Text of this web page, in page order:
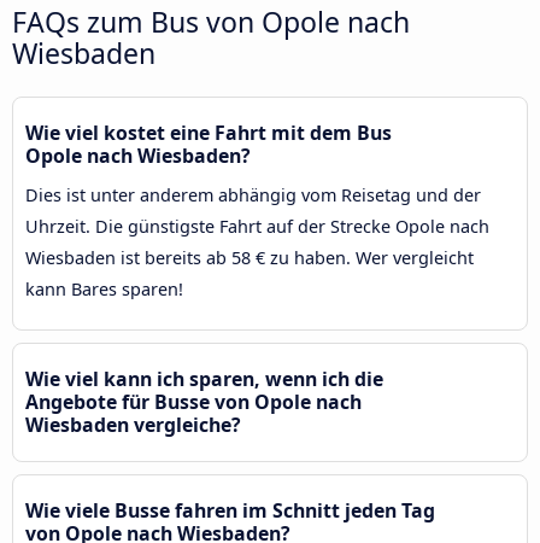
FAQs zum Bus von Opole nach
Wiesbaden
Wie viel kostet eine Fahrt mit dem Bus
Opole nach Wiesbaden?
Dies ist unter anderem abhängig vom Reisetag und der
Uhrzeit. Die günstigste Fahrt auf der Strecke Opole nach
Wiesbaden ist bereits ab 58 € zu haben. Wer vergleicht
kann Bares sparen!
Wie viel kann ich sparen, wenn ich die
Angebote für Busse von Opole nach
Wiesbaden vergleiche?
Wie viele Busse fahren im Schnitt jeden Tag
von Opole nach Wiesbaden?